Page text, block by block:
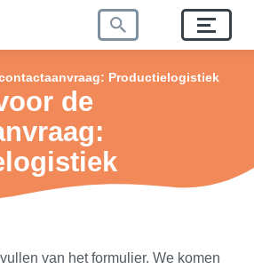
Productielogistiek
de
van het formulier. We komen